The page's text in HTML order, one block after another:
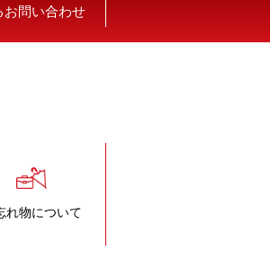
お問い合わせ
れ物について